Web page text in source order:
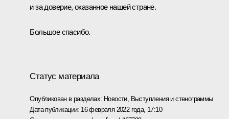
и за доверие, оказанное нашей стране.
Большое спасибо.
Статус материала
Опубликован в разделах: Новости, Выступления и стенограммы
Дата публикации: 16 февраля 2022 года, 17:10